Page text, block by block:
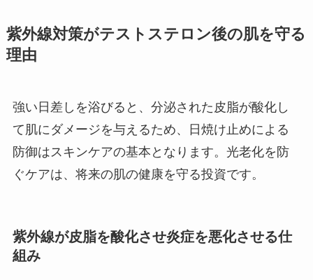
紫外線対策がテストステロン後の肌を守る
理由
強い日差しを浴びると、分泌された皮脂が酸化し
て肌にダメージを与えるため、日焼け止めによる
防御はスキンケアの基本となります。光老化を防
ぐケアは、将来の肌の健康を守る投資です。
紫外線が皮脂を酸化させ炎症を悪化させる仕
組み